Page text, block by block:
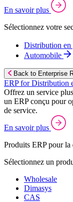
En savoir plus
Sélectionnez votre
Distribution en
Automobile
Back to Enterprise
ERP for Distribution
Offrez un service
un ERP conçu pour
de service.
En savoir plus
Produits ERP pour
Sélectionnez un
Wholesale
Dimasys
CAS